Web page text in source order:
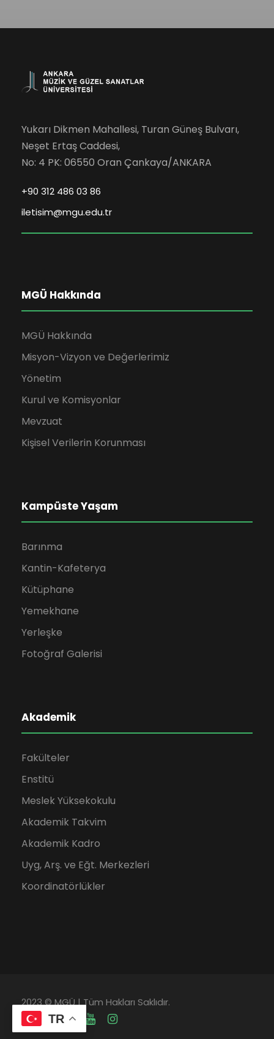
Yukarı Dikmen Mahallesi, Turan Güneş Bulvarı,
Neşet Ertaş Caddesi,
No: 4 PK: 06550 Oran Çankaya/ANKARA
+90 312 486 03 86
iletisim@mgu.edu.tr
MGÜ Hakkında
MGÜ Hakkında
Misyon-Vizyon ve Değerlerimiz
Yönetim
Kurul ve Komisyonlar
Mevzuat
Kişisel Verilerin Korunması
Kampüste Yaşam
Barınma
Kantin-Kafeterya
Kütüphane
Yemekhane
Yerleşke
Fotoğraf Galerisi
Akademik
Fakülteler
Enstitü
Meslek Yüksekokulu
Akademik Takvim
Akademik Kadro
Uyg, Arş. ve Eğt. Merkezleri
Koordinatörlükler
2023 © MGÜ | Tüm Hakları Saklıdır.
TR